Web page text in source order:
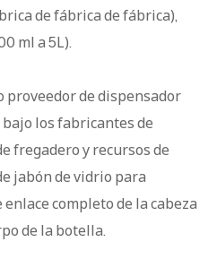
de fábrica de fábrica),
ml a 5L).
proveedor de dispensador
los fabricantes de
fregadero y recursos de
jabón de vidrio para
completo de la cabeza
de la botella.